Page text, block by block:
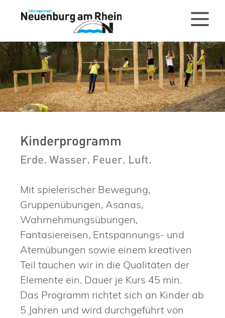
Kinderprogramm
Erde. Wasser. Feuer. Luft.
Mit spielerischer Bewegung,
Gruppenübungen, Asanas,
Wahrnehmungsübungen,
Fantasiereisen, Entspannungs- und
Atemübungen sowie einem kreativen
Teil tauchen wir in die Qualitäten der
Elemente ein. Dauer je Kurs 45 min.
Das Programm richtet sich an Kinder ab
5 Jahren und wird durchgeführt von